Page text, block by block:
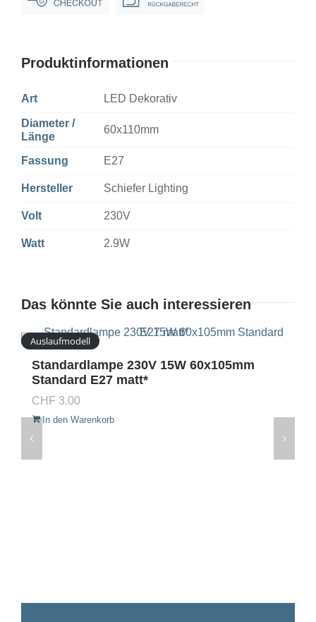
Gold
Produktinformationen
Art LED Dekorativ
Diameter /
Länge
60x110mm
Fassung E27
Hersteller Schiefer Lighting
Volt 230V
Watt 2.9W
Das könnte Sie auch interessieren
Auslaufmodell
Standardlampe 230V 15W 60x105mm
Standard E27 matt*
CHF 3.00
In den Warenkorb